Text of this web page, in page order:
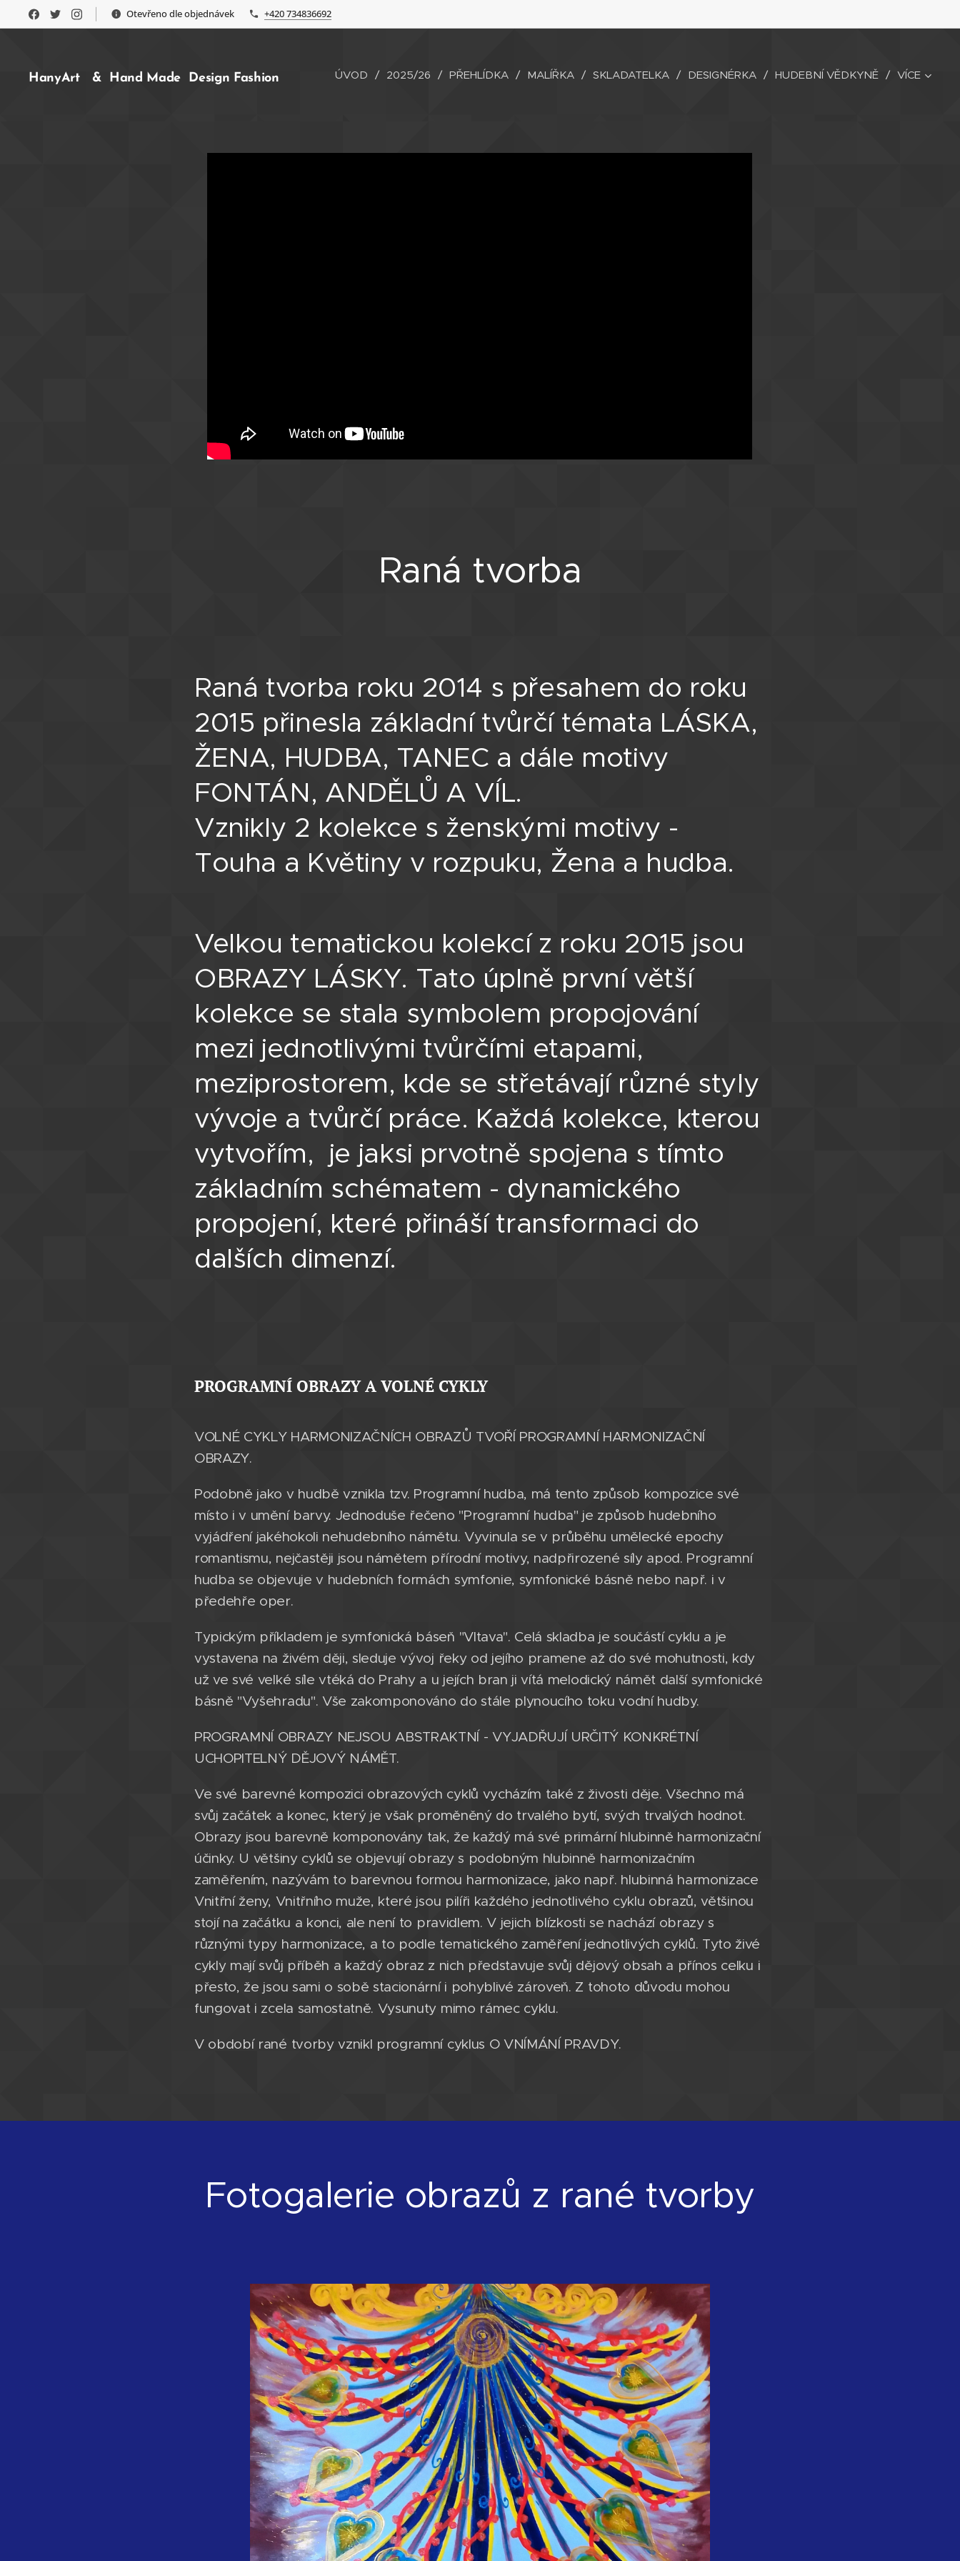
Otevřeno dle objednávek +420 734836692
HanyArt & Hand Made Design Fashion ÚVOD 2025/26 PŘEHLÍDKA MALÍŘKA SKLADATELKA DESIGNÉRKA HUDEBNÍ VĚDKYNĚ VÍCE
Raná tvorba
Raná tvorba roku 2014 s přesahem do roku
2015 přinesla základní tvůrčí témata LÁSKA,
ŽENA, HUDBA, TANEC a dále motivy
FONTÁN, ANDĚLŮ A VÍL.
Vznikly 2 kolekce s ženskými motivy -
Touha a Květiny v rozpuku, Žena a hudba.
Velkou tematickou kolekcí z roku 2015 jsou
OBRAZY LÁSKY. Tato úplně první větší
kolekce se stala symbolem propojování
mezi jednotlivými tvůrčími etapami,
meziprostorem, kde se střetávají různé styly
vývoje a tvůrčí práce. Každá kolekce, kterou
vytvořím, je jaksi prvotně spojena s tímto
základním schématem - dynamického
propojení, které přináší transformaci do
dalších dimenzí.
PROGRAMNÍ OBRAZY A VOLNÉ CYKLY
VOLNÉ CYKLY HARMONIZAČNÍCH OBRAZŮ TVOŘÍ PROGRAMNÍ HARMONIZAČNÍ
OBRAZY.
Podobně jako v hudbě vznikla tzv. Programní hudba, má tento způsob kompozice své
místo i v umění barvy. Jednoduše řečeno "Programní hudba" je způsob hudebního
vyjádření jakéhokoli nehudebního námětu. Vyvinula se v průběhu umělecké epochy
romantismu, nejčastěji jsou námětem přírodní motivy, nadpřirozené síly apod. Programní
hudba se objevuje v hudebních formách symfonie, symfonické básně nebo např. i v
předehře oper.
Typickým příkladem je symfonická báseň "Vltava". Celá skladba je součástí cyklu a je
vystavena na živém ději, sleduje vývoj řeky od jejího pramene až do své mohutnosti, kdy
už ve své velké síle vtéká do Prahy a u jejích bran ji vítá melodický námět další symfonické
básně "Vyšehradu". Vše zakomponováno do stále plynoucího toku vodní hudby.
PROGRAMNÍ OBRAZY NEJSOU ABSTRAKTNÍ - VYJADŘUJÍ URČITÝ KONKRÉTNÍ
UCHOPITELNÝ DĚJOVÝ NÁMĚT.
Ve své barevné kompozici obrazových cyklů vycházím také z živosti děje. Všechno má
svůj začátek a konec, který je však proměněný do trvalého bytí, svých trvalých hodnot.
Obrazy jsou barevně komponovány tak, že každý má své primární hlubinně harmonizační
účinky. U většiny cyklů se objevují obrazy s podobným hlubinně harmonizačním
zaměřením, nazývám to barevnou formou harmonizace, jako např. hlubinná harmonizace
Vnitřní ženy, Vnitřního muže, které jsou pilíři každého jednotlivého cyklu obrazů, většinou
stojí na začátku a konci, ale není to pravidlem. V jejich blízkosti se nachází obrazy s
různými typy harmonizace, a to podle tematického zaměření jednotlivých cyklů. Tyto živé
cykly mají svůj příběh a každý obraz z nich představuje svůj dějový obsah a přínos celku i
přesto, že jsou sami o sobě stacionární i pohyblivé zároveň. Z tohoto důvodu mohou
fungovat i zcela samostatně. Vysunuty mimo rámec cyklu.
V období rané tvorby vznikl programní cyklus O VNÍMÁNÍ PRAVDY.
Fotogalerie obrazů z rané tvorby